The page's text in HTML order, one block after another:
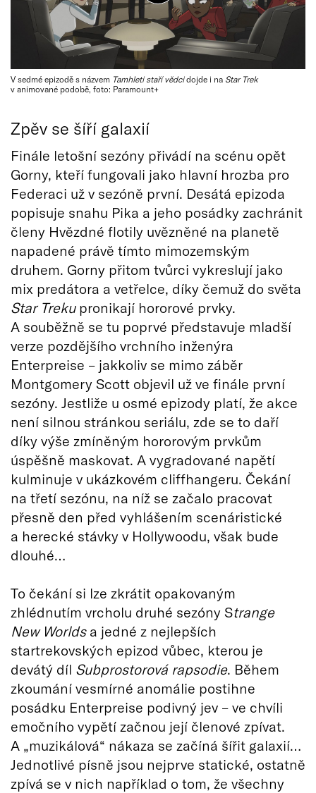
V sedmé epizodě s názvem Tamhleti staří vědcidojde i na Star Trek
v animované podobě, foto: Paramount+
Zpěv se šíří galaxií
Finále letošní sezóny přivádí na scénu opět
Gorny, kteří fungovali jako hlavní hrozba pro
Federaci už v sezóně první. Desátá epizoda
popisuje snahu Pika a jeho posádky zachránit
členy Hvězdné flotily uvězněné na planetě
napadené právě tímto mimozemským
druhem. Gorny přitom tvůrci vykreslují jako
mix predátora a vetřelce, díky čemuž do světa
Star Trekupronikají hororové prvky.
A souběžně se tu poprvé představuje mladší
verze pozdějšího vrchního inženýra
Enterpreise – jakkoliv se mimo záběr
Montgomery Scott objevil už ve finále první
sezóny. Jestliže u osmé epizody platí, že akce
není silnou stránkou seriálu, zde se to daří
díky výše zmíněným hororovým prvkům
úspěšně maskovat. A vygradované napětí
kulminuje v ukázkovém cliffhangeru. Čekání
na třetí sezónu, na níž se začalo pracovat
přesně den před vyhlášením scenáristické
a herecké stávky v Hollywoodu, však bude
dlouhé…
To čekání si lze zkrátit opakovaným
zhlédnutím vrcholu druhé sezóny Strange
New Worldsa jedné z nejlepších
startrekovských epizod vůbec, kterou je
devátý díl Subprostorová rapsodie. Během
zkoumání vesmírné anomálie postihne
posádku Enterpreise podivný jev – ve chvíli
emočního vypětí začnou její členové zpívat.
A „muzikálová“ nákaza se začíná šířit galaxií…
Jednotlivé písně jsou nejprve statické, ostatně
zpívá se v nich například o tom, že všechny